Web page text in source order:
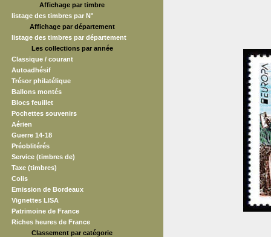
Affichage par timbre
listage des timbres par N°
Affichage par département
listage des timbres par département
Les collections par année
Classique / courant
Autoadhésif
Trésor philatélique
Ballons montés
Blocs feuillet
Pochettes souvenirs
Aérien
Guerre 14-18
Préoblitérés
Service (timbres de)
Taxe (timbres)
Colis
Emission de Bordeaux
Vignettes LISA
Patrimoine de France
Riches heures de France
Classement par catégorie